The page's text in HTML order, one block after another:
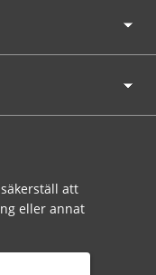
att
eller annat